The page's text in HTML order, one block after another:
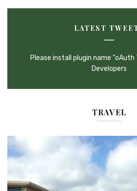
LATEST
Please install plugin name
Developers
TRAVEL